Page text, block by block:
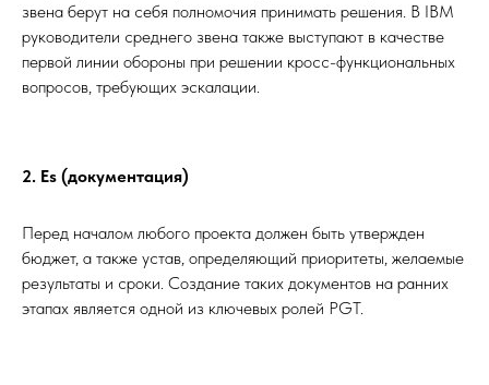
звена берут на себя полномочия принимать решения. В IBM
руководители среднего звена также выступают в качестве
первой линии обороны при решении кросс-функциональных
вопросов, требующих эскалации.
2. Es (документация)
Перед началом любого проекта должен быть утвержден
бюджет, а также устав, определяющий приоритеты, желаемые
результаты и сроки. Создание таких документов на ранних
этапах является одной из ключевых ролей PGT.